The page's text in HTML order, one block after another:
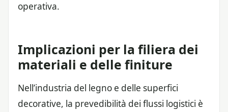
operativa.
Implicazioni per la filiera dei
materiali e delle finiture
Nell’industria del legno e delle superfici
decorative, la prevedibilità dei flussi logistici è